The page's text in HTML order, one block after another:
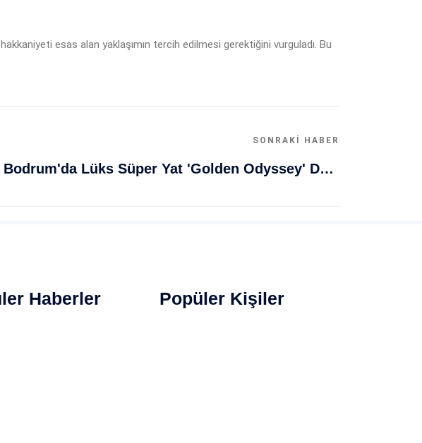
esas alan yaklaşımın tercih edilmesi gerektiğini vurguladı. Bu
SONRAKI HABER
Muğla Bodrum'da Lüks Süper Yat 'Golden Odyssey' Demirledi
Haberler Popüler Kişiler